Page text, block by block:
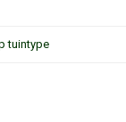
tuintype